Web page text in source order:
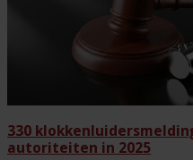
330
autoriteiten in 2025